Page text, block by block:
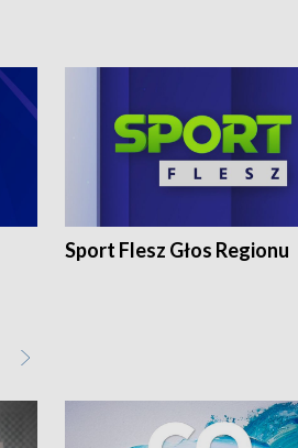
Sport Flesz Głos Regionu